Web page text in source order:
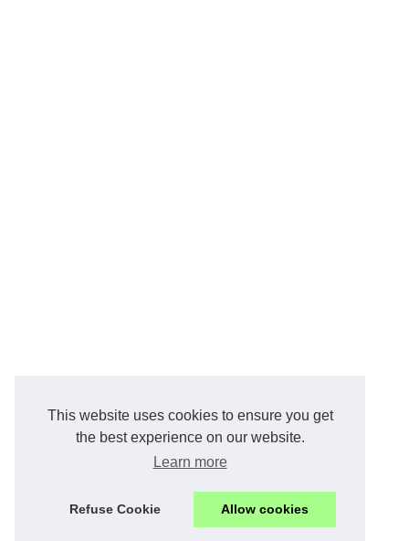
This website uses cookies to ensure you get
the best experience on our website.
Learn more
Refuse Cookie Allow cookies